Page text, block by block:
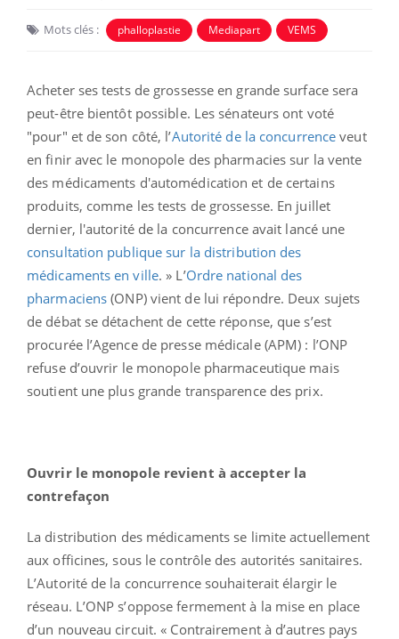
Mots clés : phalloplastie Mediapart VEMS
Acheter ses tests de grossesse en grande surface sera
peut-être bientôt possible. Les sénateurs ont voté
"pour" et de son côté, l’Autorité de la concurrence veut
en finir avec le monopole des pharmacies sur la vente
des médicaments d'automédication et de certains
produits, comme les tests de grossesse. En juillet
dernier, l'autorité de la concurrence avait lancé une
consultation publique sur la distribution des
médicaments en ville. » L’Ordre national des
pharmaciens (ONP) vient de lui répondre. Deux sujets
de débat se détachent de cette réponse, que s’est
procurée l’Agence de presse médicale (APM) : l’ONP
refuse d’ouvrir le monopole pharmaceutique mais
soutient une plus grande transparence des prix.
Ouvrir le monopole revient à accepter la
contrefaçon
La distribution des médicaments se limite actuellement
aux officines, sous le contrôle des autorités sanitaires.
L’Autorité de la concurrence souhaiterait élargir le
réseau. L’ONP s’oppose fermement à la mise en place
d’un nouveau circuit. « Contrairement à d’autres pays